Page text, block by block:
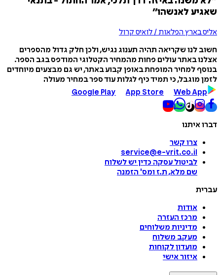
שאגיע לאנשהו״
אליס בארץ הפלאות / לואיס קרול
חשוב לנו שקריאה תהיה תענוג נגיש, ולכן חלק גדול מהספרים
אצלנו באתר עולים פחות מהמחיר הקטלוגי המודפס בגב הספר.
בנוסף למחיר המופחת באופן קבוע באתר, יש גם מבצעים מיוחדים
לזמן מוגבל, כי תמיד כיף לגלות עוד ספר במחיר מעולה
Google Play
App Store Web App
דברו איתנו
צרו קשר
service@e-vrit.co.il
לביטול עסקה כדין יש לשלוח
שם מלא, ת.ז ומס' הזמנה
עברית
אודות
מרכז העזרה
מדיניות משלוחים
מעקב משלוח
מועדון לקוחות
איזור אישי